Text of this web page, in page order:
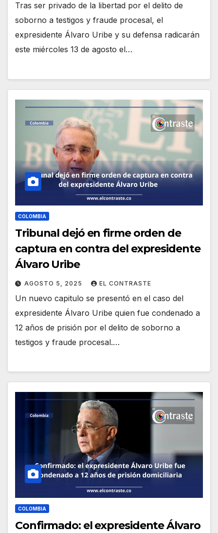
Tras ser privado de la libertad por el delito de
soborno a testigos y fraude procesal, el
expresidente Álvaro Uribe y su defensa radicarán
este miércoles 13 de agosto el…
COLOMBIA
Tribunal dejó en firme orden de
captura en contra del expresidente
Álvaro Uribe
AGOSTO 5, 2025 EL CONTRASTE
Un nuevo capitulo se presentó en el caso del
expresidente Álvaro Uribe quien fue condenado a
12 años de prisión por el delito de soborno a
testigos y fraude procesal.…
COLOMBIA
Confirmado: el expresidente Álvaro